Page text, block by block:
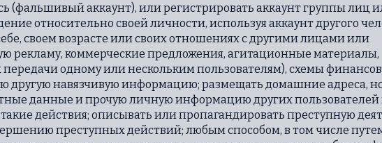
(фальшивый аккаунт), или регистрировать аккаунт группы лиц
относительно своей личности, используя аккаунт другого
своем возрасте или своих отношениях с другими лицами или
рекламу, коммерческие предложения, агитационные материалы,
одному или нескольким пользователям), схемы
другую навязчивую информацию; размещать домашние адреса,
данные и прочую личную информацию других
действия; описывать или пропагандировать преступную
преступных действий; любым способом, в том числе